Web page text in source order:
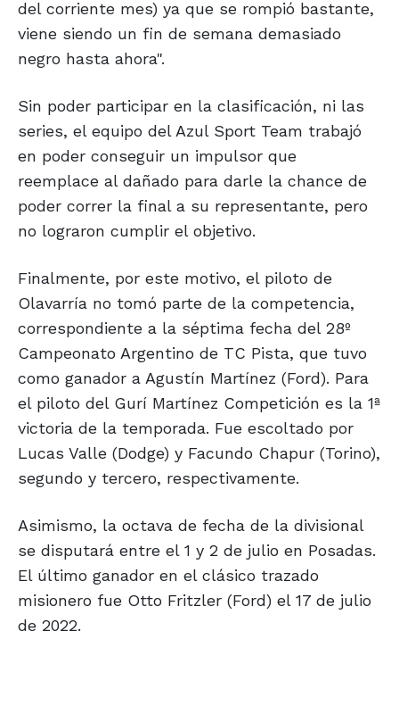
del corriente mes) ya que se rompió bastante,
viene siendo un fin de semana demasiado
negro hasta ahora".
Sin poder participar en la clasificación, ni las
series, el equipo del Azul Sport Team trabajó
en poder conseguir un impulsor que
reemplace al dañado para darle la chance de
poder correr la final a su representante, pero
no lograron cumplir el objetivo.
Finalmente, por este motivo, el piloto de
Olavarría no tomó parte de la competencia,
correspondiente a la séptima fecha del 28º
Campeonato Argentino de TC Pista, que tuvo
como ganador a Agustín Martínez (Ford). Para
el piloto del Gurí Martínez Competición es la 1ª
victoria de la temporada. Fue escoltado por
Lucas Valle (Dodge) y Facundo Chapur (Torino),
segundo y tercero, respectivamente.
Asimismo, la octava de fecha de la divisional
se disputará entre el 1 y 2 de julio en Posadas.
El último ganador en el clásico trazado
misionero fue Otto Fritzler (Ford) el 17 de julio
de 2022.